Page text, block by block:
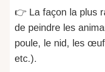
👉 La façon la plus
de peindre les
poule, le nid, les
etc.).